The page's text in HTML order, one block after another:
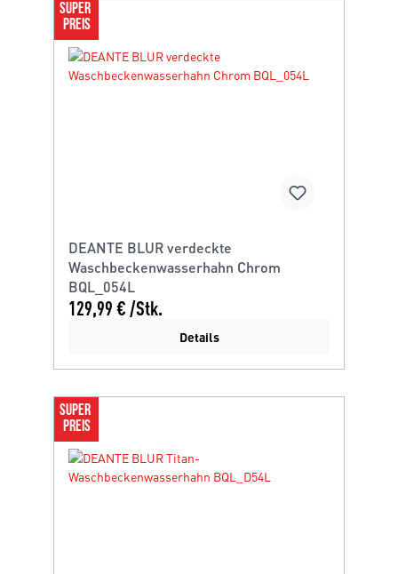
SUPER
PREIS
DEANTE BLUR verdeckte
Waschbeckenwasserhahn Chrom
BQL_054L
129,99 € /Stk.
Details
SUPER
PREIS